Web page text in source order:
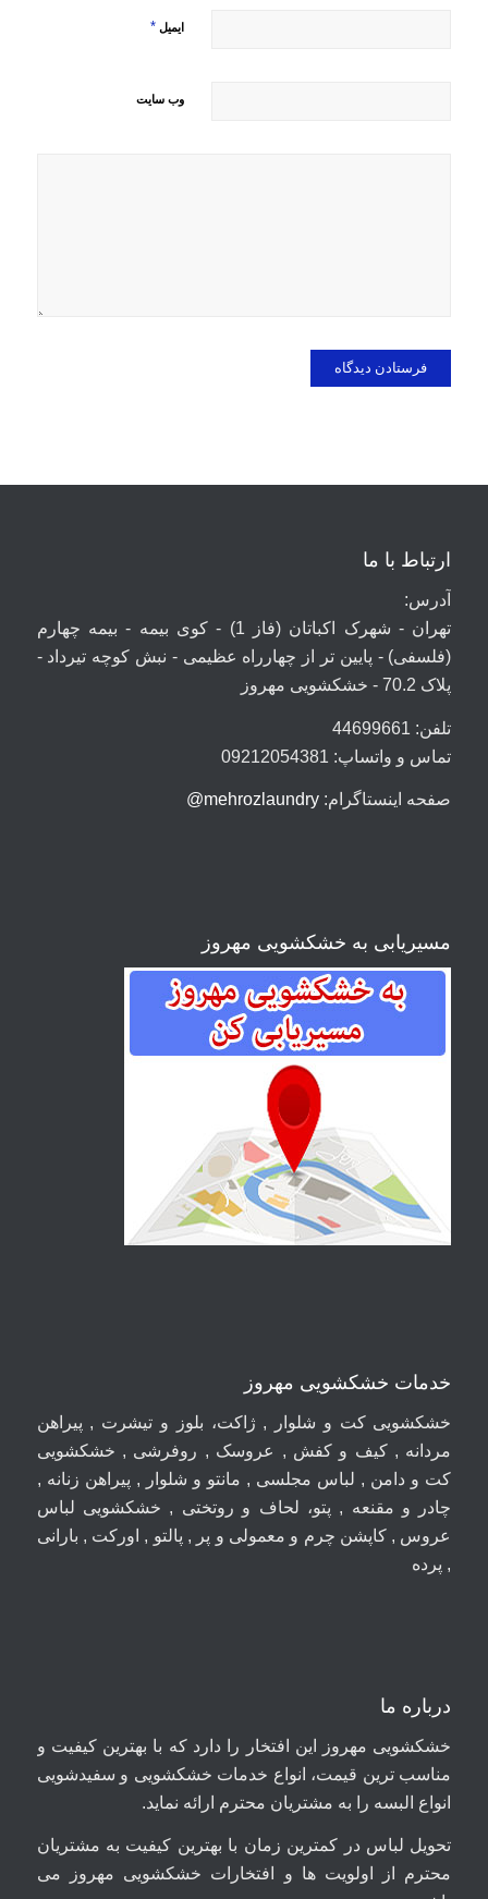
ایمیل *
وب‌ سایت
ارتباط با ما
آدرس:
تهران - شهرک اکباتان (فاز 1) - کوی بیمه - بیمه چهارم
(فلسفی) - پایین تر از چهارراه عظیمی - نبش کوچه تیرداد -
پلاک 70.2 - خشکشویی مهروز
تلفن: 44699661
تماس و واتساپ: 09212054381
صفحه اینستاگرام: mehrozlaundry@
مسیریابی به خشکشویی مهروز
خدمات خشکشویی مهروز
خشکشویی کت و شلوار , ژاکت، بلوز و تیشرت , پیراهن
مردانه , کیف و کفش , عروسک , روفرشی , خشکشویی
کت و دامن , لباس مجلسی , مانتو و شلوار , پیراهن زنانه ,
چادر و مقنعه , پتو، لحاف و روتختی , خشکشویی لباس
عروس , کاپشن چرم و معمولی و پر , پالتو , اورکت , بارانی
, پرده
درباره ما
خشکشویی مهروز این افتخار را دارد که با بهترین کیفیت و
مناسب ترین قیمت، انواع خدمات خشکشویی و سفیدشویی
انواع البسه را به مشتریان محترم ارائه نماید.
تحویل لباس در کمترین زمان با بهترین کیفیت به مشتریان
محترم از اولویت ها و افتخارات خشکشویی مهروز می